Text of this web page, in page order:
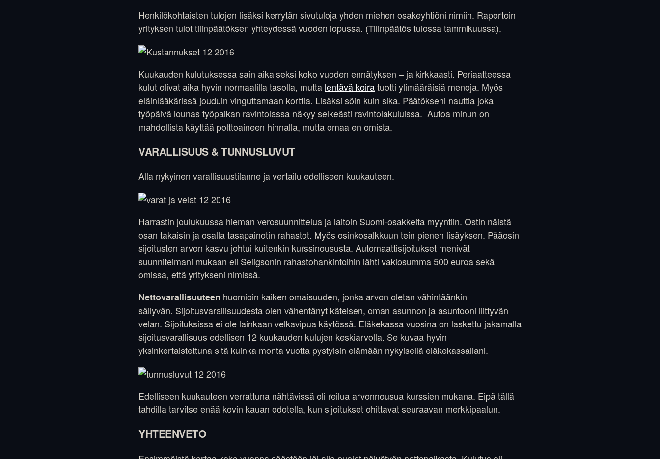
Henkilökohtaisten tulojen lisäksi kerrytän sivutuloja yhden miehen osakeyhtiöni nimiin. Raportoin
yrityksen tulot tilinpäätöksen yhteydessä vuoden lopussa. (Tilinpäätös tulossa tammikuussa).
Kuukauden kulutuksessa sain aikaiseksi koko vuoden ennätyksen – ja kirkkaasti. Periaatteessa
kulut olivat aika hyvin normaalilla tasolla, mutta lentävä koiratuotti ylimääräisiä menoja. Myös
eläinlääkärissä jouduin vinguttamaan korttia. Lisäksi söin kuin sika. Päätökseni nauttia joka
työpäivä lounas työpaikan ravintolassa näkyy selkeästi ravintolakuluissa. Autoa minun on
mahdollista käyttää polttoaineen hinnalla, mutta omaa en omista.
VARALLISUUS & TUNNUSLUVUT
Alla nykyinen varallisuustilanne ja vertailu edelliseen kuukauteen.
Harrastin joulukuussa hieman verosuunnittelua ja laitoin Suomi-osakkeita myyntiin. Ostin näistä
osan takaisin ja osalla tasapainotin rahastot. Myös osinkosalkkuun tein pienen lisäyksen. Pääosin
sijoitusten arvon kasvu johtui kuitenkin kurssinoususta. Automaattisijoitukset menivät
suunnitelmani mukaan eli Seligsonin rahastohankintoihin lähti vakiosumma 500 euroa sekä
omissa, että yritykseni nimissä.
Nettovarallisuuteen huomioin kaiken omaisuuden, jonka arvon oletan vähintäänkin
säilyvän. Sijoitusvarallisuudesta olen vähentänyt käteisen, oman asunnon ja asuntooni liittyvän
velan. Sijoituksissa ei ole lainkaan velkavipua käytössä. Eläkekassa vuosina on laskettu jakamalla
sijoitusvarallisuus edellisen 12 kuukauden kulujen keskiarvolla. Se kuvaa hyvin
yksinkertaistettuna sitä kuinka monta vuotta pystyisin elämään nykyisellä eläkekassallani.
Edelliseen kuukauteen verrattuna nähtävissä oli reilua arvonnousua kurssien mukana. Eipä tällä
tahdilla tarvitse enää kovin kauan odotella, kun sijoitukset ohittavat seuraavan merkkipaalun.
YHTEENVETO